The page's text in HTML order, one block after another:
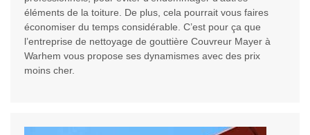
éléments de la toiture. De plus, cela pourrait vous faires
économiser du temps considérable. C’est pour ça que
l’entreprise de nettoyage de gouttière Couvreur Mayer à
Warhem vous propose ses dynamismes avec des prix
moins cher.